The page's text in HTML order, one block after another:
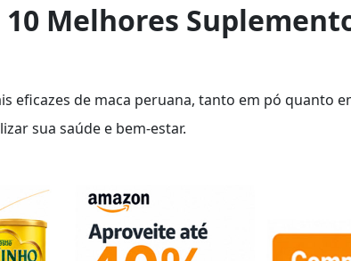
Melhores
eficazes de maca peruana, tanto em pó quanto
sua saúde e bem-estar.